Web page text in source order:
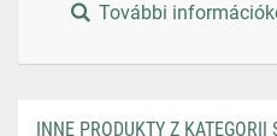
További
INNE PRODUKTY Z KATEGORII